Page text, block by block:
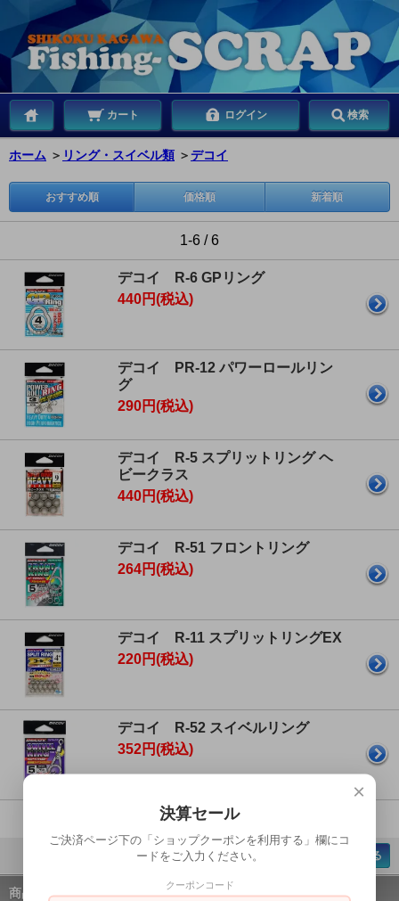
カート ログイン 検索
ホーム ＞ リング・スイベル類 ＞デコイ
おすすめ順 価格順 新着順
1-6 / 6
デコイ R-6 GPリング
440円(税込)
デコイ PR-12 パワーロールリン
グ
290円(税込)
デコイ R-5 スプリットリング ヘ
ビークラス
440円(税込)
デコイ R-51 フロントリング
264円(税込)
デコイ R-11 スプリットリングEX
220円(税込)
デコイ R-52 スイベルリング
352円(税込)
1-6 / 6
ページの先頭へ戻る
商品検索
×
決算セール
ご決済ページ下の「ショップクーポンを利用する」欄にコ
ードをご入力ください。
クーポンコード